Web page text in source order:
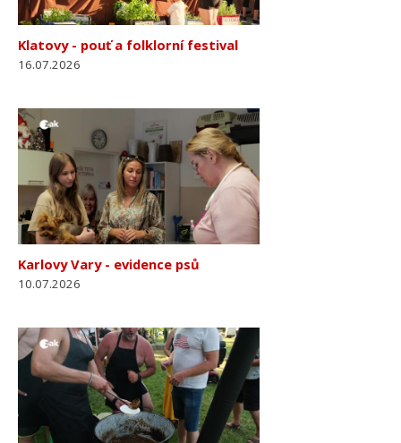
Klatovy - pouť a folklorní festival
16.07.2026
Karlovy Vary - evidence psů
10.07.2026